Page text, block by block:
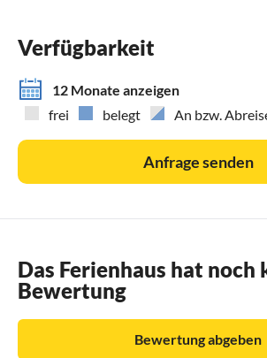
sauberem, klarem Wasser.
Nähe schöne Berglandschaften mit
tollen Aussichten.
Miami Playa bietet viele
Er ist besonders bei Familien wegen
Sandstrände und Freizeitmöglichkeiten
Verfügbarkeit
12 Monate anzeigen
frei
belegt An bzw.
Anfrage senden
Das Ferienhaus hat noch
Bewertung
Bewertung abgeben